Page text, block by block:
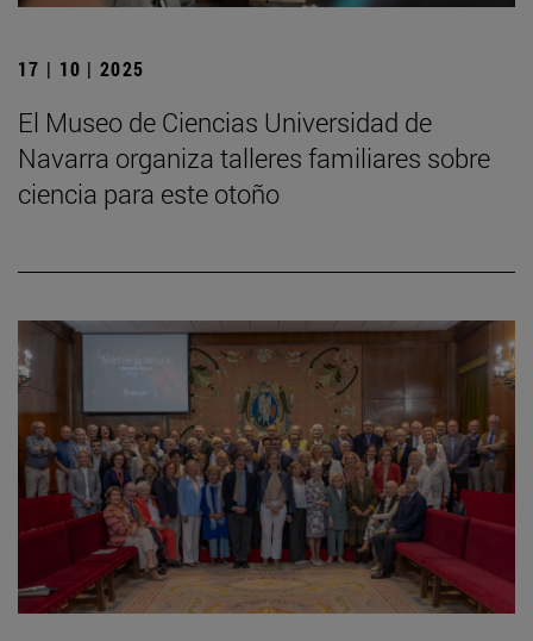
17 | 10 | 2025
El Museo de Ciencias Universidad de
Navarra organiza talleres familiares sobre
ciencia para este otoño